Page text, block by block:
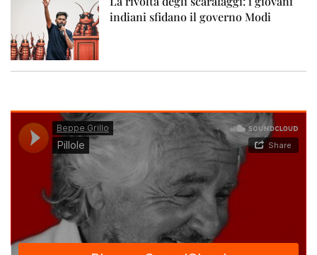
indiani sfidano il governo Modi